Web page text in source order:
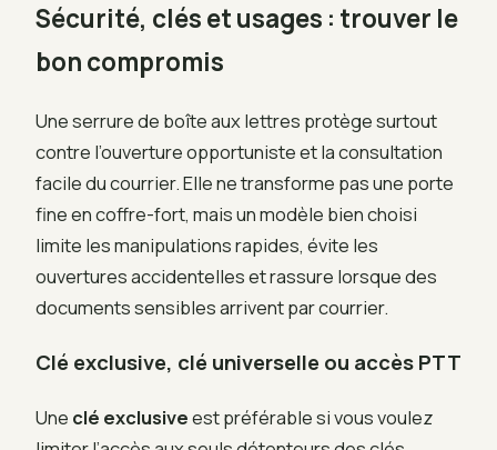
Sécurité, clés et usages : trouver le
bon compromis
Une serrure de boîte aux lettres protège surtout
contre l’ouverture opportuniste et la consultation
facile du courrier. Elle ne transforme pas une porte
fine en coffre-fort, mais un modèle bien choisi
limite les manipulations rapides, évite les
ouvertures accidentelles et rassure lorsque des
documents sensibles arrivent par courrier.
Clé exclusive, clé universelle ou accès PTT
Une clé exclusiveest préférable si vous voulez